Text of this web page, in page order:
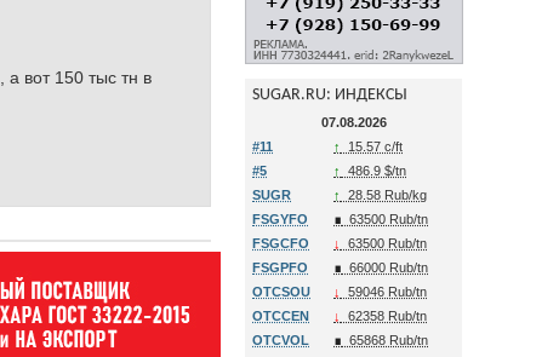
, а вот 150 тыс тн в
SUGAR.RU: ИНДЕКСЫ
07.08.2026
#11
↑
15.57 c/ft
#5
↑
486.9 $/tn
SUGR
↑
28.58 Rub/kg
FSGYFO
∎ 63500 Rub/tn
FSGCFO
↓
63500 Rub/tn
FSGPFO
∎ 66000 Rub/tn
OTCSOU
↓
59046 Rub/tn
OTCCEN
↓
62358 Rub/tn
OTCVOL
∎ 65868 Rub/tn